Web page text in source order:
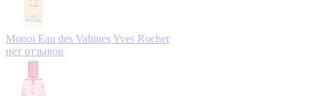
Monoi Eau des VahinesYves Rocher
нет отзывов